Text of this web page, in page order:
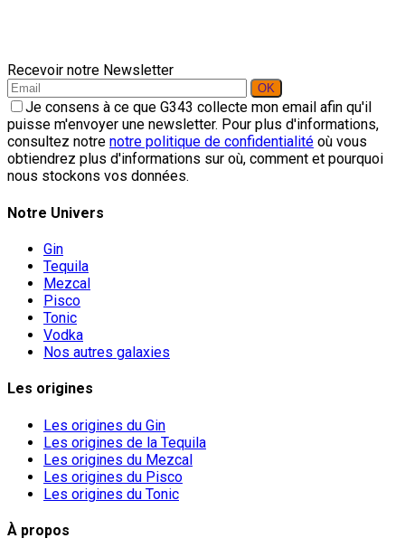
Recevoir notre Newsletter
Je consens à ce que G343 collecte mon email afin qu'il
puisse m'envoyer une newsletter. Pour plus d'informations,
consultez notre notre politique de confidentialité où vous
obtiendrez plus d'informations sur où, comment et pourquoi
nous stockons vos données.
Notre Univers
Gin
Tequila
Mezcal
Pisco
Tonic
Vodka
Nos autres galaxies
Les origines
Les origines du Gin
Les origines de la Tequila
Les origines du Mezcal
Les origines du Pisco
Les origines du Tonic
À propos